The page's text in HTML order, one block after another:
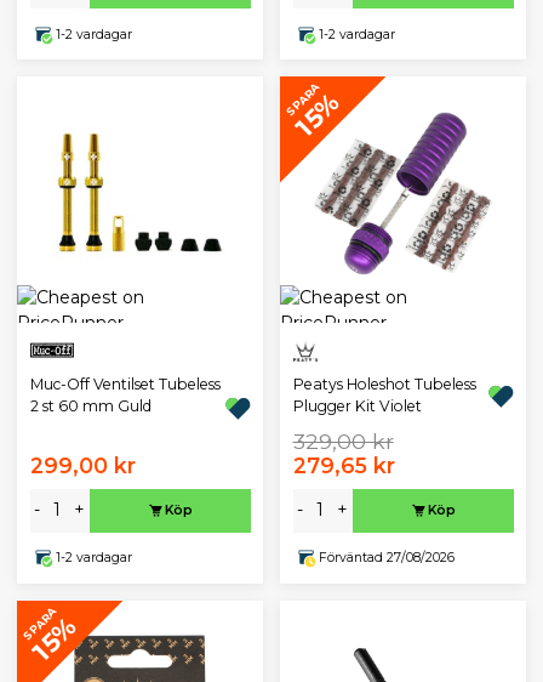
1-2 vardagar 1-2 vardagar
Muc-Off Ventilset Tubeless
2 st 60 mm Guld
299,00 kr
- + Köp
1-2 vardagar
SPARA
15%
Peatys Holeshot Tubeless
Plugger Kit Violet
329,00 kr
279,65 kr
- + Köp
Förväntad 27/08/2026
SPARA
15%